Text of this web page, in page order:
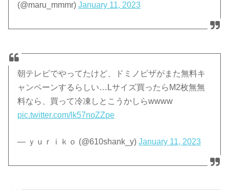
(@maru_mmmr)January 11, 2023
朝テレビでやってたけど、ドミノピザがまた無料キ
ャンペーンするらしい…Lサイズ買ったらM2枚無無
料なら、買って冷凍しとこうかしらwwww
pic.twitter.com/lk57noZZpe
— ｙｕｒｉｋｏ (@610shank_y)January 11, 2023